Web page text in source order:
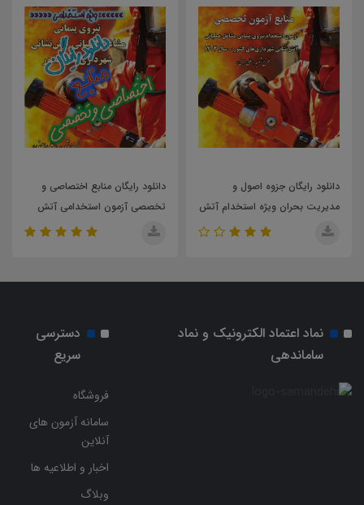
دانلود رایگان منابع اختصاصی و
تخصصی آزمون استخدامی آتش
نشان شهرداری های کشور
جزوه ریاضی و آمار مقدماتی
نماد اعتماد الکترونیک و نماد
ساماندهی
دسترسی
سریع
فروشگاه
سامانه آزمون های
آنلاین
اخبار و اطلاعیه ها
وبلاگ